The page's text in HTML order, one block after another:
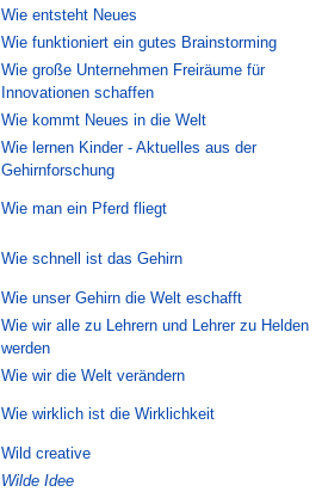
Wie entsteht Neues
Wie funktioniert ein gutes Brainstorming
Wie große Unternehmen Freiräume für
Innovationen schaffen
Wie kommt Neues in die Welt
Wie lernen Kinder - Aktuelles aus der
Gehirnforschung
Wie man ein Pferd fliegt
Wie schnell ist das Gehirn
Wie unser Gehirn die Welt eschafft
Wie wir alle zu Lehrern und Lehrer zu Helden
werden
Wie wir die Welt verändern
Wie wirklich ist die Wirklichkeit
Wild creative
Wilde Idee